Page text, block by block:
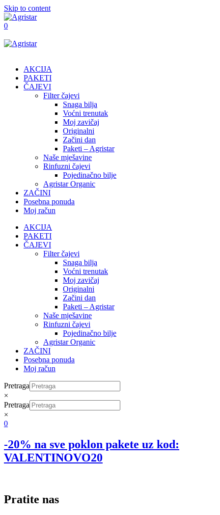
Skip to content
0
AKCIJA
PAKETI
ČAJEVI
Filter čajevi
Snaga bilja
Voćni trenutak
Moj zavičaj
Originalni
Začini dan
Paketi – Agristar
Naše mješavine
Rinfuzni čajevi
Pojedinačno bilje
Agristar Organic
ZAČINI
Posebna ponuda
Moj račun
AKCIJA
PAKETI
ČAJEVI
Filter čajevi
Snaga bilja
Voćni trenutak
Moj zavičaj
Originalni
Začini dan
Paketi – Agristar
Naše mješavine
Rinfuzni čajevi
Pojedinačno bilje
Agristar Organic
ZAČINI
Posebna ponuda
Moj račun
Pretraga
×
Pretraga
×
0
-20% na sve poklon pakete uz kod:
VALENTINOVO20
Pratite nas